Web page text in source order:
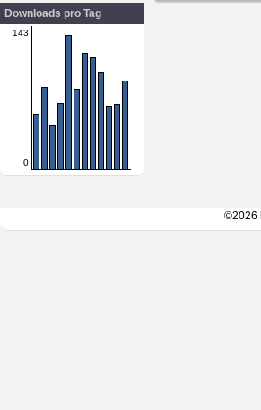
Downloads pro Tag
143
0
©2026